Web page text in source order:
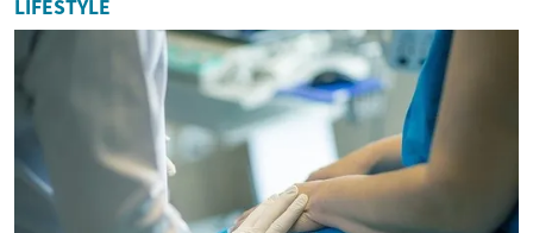
LIFESTYLE